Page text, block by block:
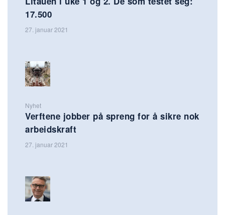
17.500
27. januar 2021
Nyhet
Verftene jobber på spreng for å sikre nok
arbeidskraft
27. januar 2021